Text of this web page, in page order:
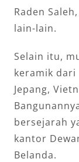
Raden
lain-lain.
Selain itu,
keramik dari
Jepang,
bersejarah
kantor
Belanda.